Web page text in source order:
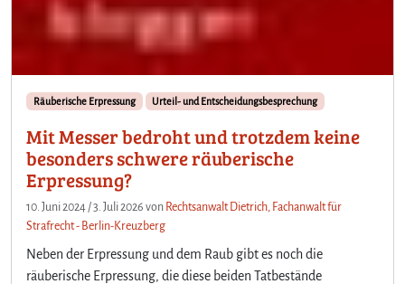
Räuberische Erpressung Urteil- und Entscheidungsbesprechung
Mit Messer bedroht und trotzdem keine
besonders schwere räuberische
Erpressung?
10. Juni 2024 /3. Juli 2026 von Rechtsanwalt Dietrich, Fachanwalt für
Strafrecht - Berlin-Kreuzberg
Neben der Erpressung und dem Raub gibt es noch die
räuberische Erpressung, die diese beiden Tatbestände